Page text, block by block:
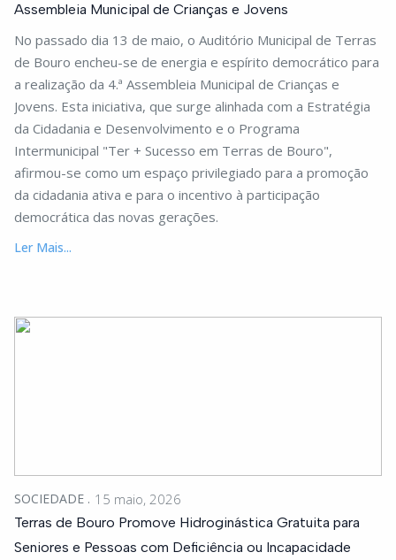
Assembleia Municipal de Crianças e Jovens
No passado dia 13 de maio, o Auditório Municipal de Terras
de Bouro encheu-se de energia e espírito democrático para
a realização da 4.ª Assembleia Municipal de Crianças e
Jovens. Esta iniciativa, que surge alinhada com a Estratégia
da Cidadania e Desenvolvimento e o Programa
Intermunicipal "Ter + Sucesso em Terras de Bouro",
afirmou-se como um espaço privilegiado para a promoção
da cidadania ativa e para o incentivo à participação
democrática das novas gerações.
Ler Mais...
SOCIEDADE 15 maio, 2026
Terras de Bouro Promove Hidroginástica Gratuita para
Seniores e Pessoas com Deficiência ou Incapacidade